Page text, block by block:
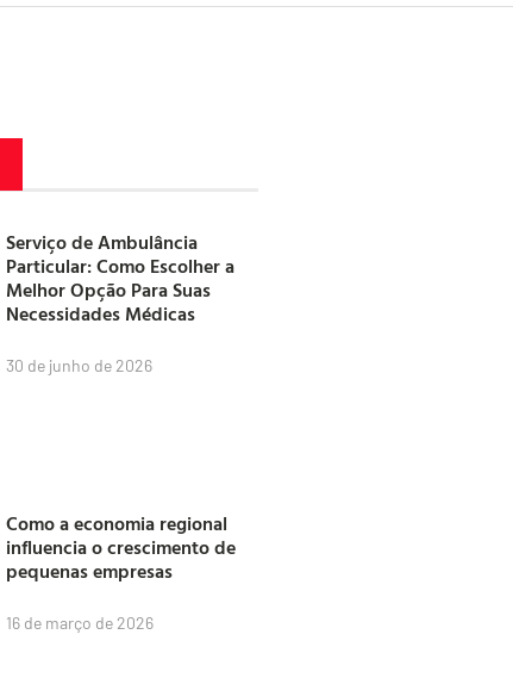
Serviço de Ambulância
Particular: Como Escolher a
Melhor Opção Para Suas
Necessidades Médicas
30 de junho de 2026
Como a economia regional
influencia o crescimento de
pequenas empresas
16 de março de 2026